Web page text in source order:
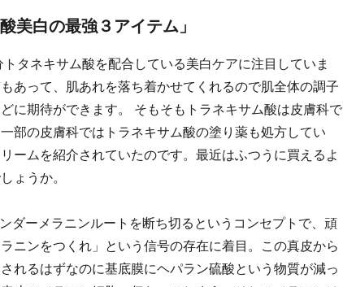
美白の最強３アイテム」
タネキサム酸を配合している美白ケアに注目していま
あって、肌あれを落ち着かせてくれるので肌全体の調子
に期待ができます。 そもそもトラネキサム酸は皮膚科で
部の皮膚科ではトラネキサム酸の塗り薬も処方してい
ームを紹介されていたのです。最近はふつうに買えるよ
ょうか。
ダーメラニンルートを断ち切るというコンセプトで、頑
ニンをつくれ」という信号の存在に着目。この真皮から
れるはずなのに基底膜にヘパラン硫酸という物質が減っ